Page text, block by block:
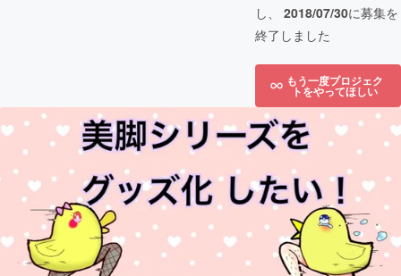
し、 2018/07/30に募集を
終了しました
もう一度プロジェク
トをやってほしい